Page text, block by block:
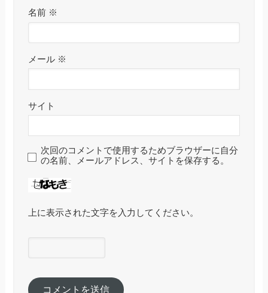
名前 ※
メール ※
サイト
次回のコメントで使用するためブラウザーに自分
の名前、メールアドレス、サイトを保存する。
上に表示された文字を入力してください。